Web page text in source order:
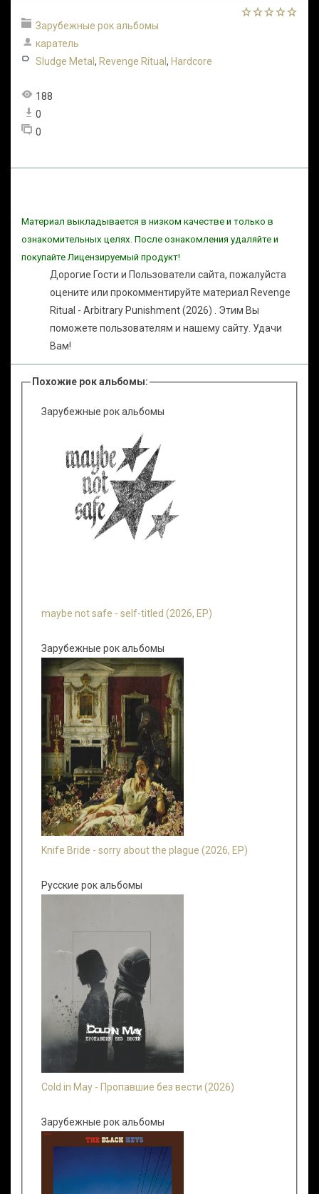
Зарубежные рок альбомы
каратель
Sludge Metal , Revenge Ritual , Hardcore
188
0
0
Материал выкладывается в низком качестве и только в
ознакомительных целях. После ознакомления удаляйте и
покупайте Лицензируемый продукт!
Дорогие Гости и Пользователи сайта, пожалуйста
оцените или прокомментируйте материал Revenge
Ritual - Arbitrary Punishment (2026) . Этим Вы
поможете пользователям и нашему сайту. Удачи
Вам!
Похожие рок альбомы:
Зарубежные рок альбомы
maybe not safe - self-titled (2026, EP)
Зарубежные рок альбомы
Knife Bride - sorry about the plague (2026, EP)
Русские рок альбомы
Cold in May - Пропавшие без вести (2026)
Зарубежные рок альбомы